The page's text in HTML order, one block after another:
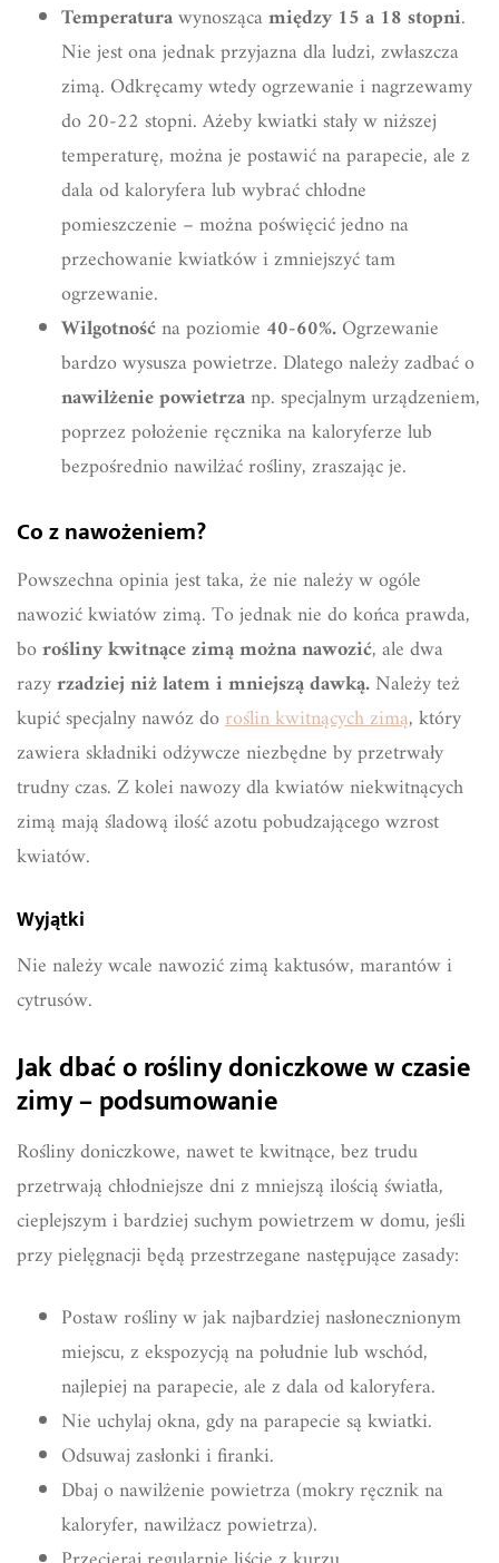
Temperaturawynoszącamiędzy 15 a 18 stopni.
Nie jest ona jednak przyjazna dla ludzi, zwłaszcza
zimą. Odkręcamy wtedy ogrzewanie i nagrzewamy
do 20-22 stopni. Ażeby kwiatki stały w niższej
temperaturę, można je postawić na parapecie, ale z
dala od kaloryfera lub wybrać chłodne
pomieszczenie – można poświęcić jedno na
przechowanie kwiatków i zmniejszyć tam
ogrzewanie.
Wilgotnośćna poziomie 40-60%.Ogrzewanie
bardzo wysusza powietrze. Dlatego należy zadbać o
nawilżenie powietrzanp. specjalnym urządzeniem,
poprzez położenie ręcznika na kaloryferze lub
bezpośrednio nawilżać rośliny, zraszając je.
Co z nawożeniem?
Powszechna opinia jest taka, że nie należy w ogóle
nawozić kwiatów zimą. To jednak nie do końca prawda,
borośliny kwitnące zimą można nawozić, ale dwa
razyrzadziej niż latem i mniejszą dawką.Należy też
kupić specjalny nawóz doroślin kwitnących zimą, który
zawiera składniki odżywcze niezbędne by przetrwały
trudny czas. Z kolei nawozy dla kwiatów niekwitnących
zimą mają śladową ilość azotu pobudzającego wzrost
kwiatów.
Wyjątki
Nie należy wcale nawozić zimą kaktusów, marantów i
cytrusów.
Jak dbać o rośliny doniczkowe w czasie
zimy – podsumowanie
Rośliny doniczkowe, nawet te kwitnące, bez trudu
przetrwają chłodniejsze dni z mniejszą ilością światła,
cieplejszym i bardziej suchym powietrzem w domu, jeśli
przy pielęgnacji będą przestrzegane następujące zasady:
Postaw rośliny w jak najbardziej nasłonecznionym
miejscu, z ekspozycją na południe lub wschód,
najlepiej na parapecie, ale z dala od kaloryfera.
Nie uchylaj okna, gdy na parapecie są kwiatki.
Odsuwaj zasłonki i firanki.
Dbaj o nawilżenie powietrza (mokry ręcznik na
kaloryfer, nawilżacz powietrza).